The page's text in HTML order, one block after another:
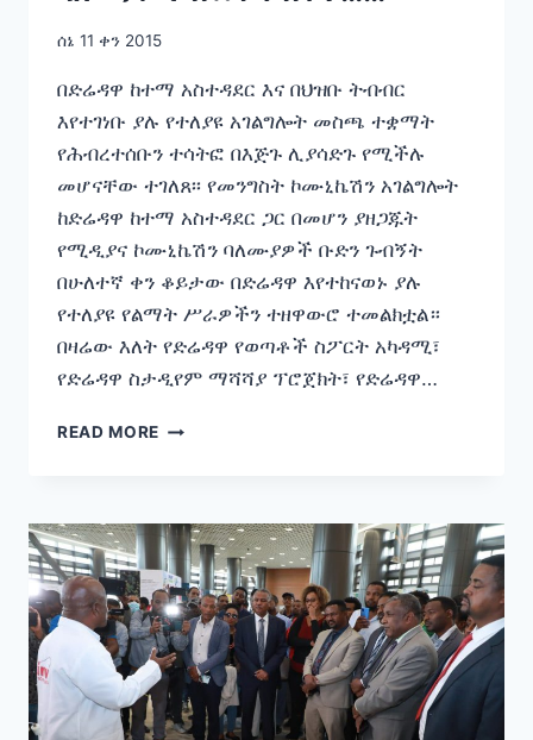
ሰኔ 11 ቀን 2015
በድሬዳዋ ከተማ አስተዳደር እና በህዝቡ ትብብር
እየተገነቡ ያሉ የተለያዩ አገልግሎት መስጫ ተቋማት
የሕብረተሰቡን ተሳትፎ በእጅጉ ሊያሳድጉ የሚችሉ
መሆናቸው ተገለጸ፡፡ የመንግስት ኮሙኒኬሽን አገልግሎት
ከድሬዳዋ ከተማ አስተዳደር ጋር በመሆን ያዘጋጁት
የሚዲያና ኮሙኒኬሽን ባለሙያዎች ቡድን ጉብኝት
በሁለተኛ ቀን ቆይታው በድሬዳዋ እየተከናወኑ ያሉ
የተለያዩ የልማት ሥራዎችን ተዘዋውሮ ተመልክቷል።
በዛሬው እለት የድሬዳዋ የወጣቶች ስፖርት አካዳሚ፣
የድሬዳዋ ስታዲየም ማሻሻያ ፕሮጀክት፣ የድሬዳዋ…
READ MORE የመንግስት
ከተማ
አስተዳደር
ጋር
በመሆን
ያዘጋጁት
የሚዲያና
ኮሙኒኬሽን
ባለሙያዎች
ቡድን